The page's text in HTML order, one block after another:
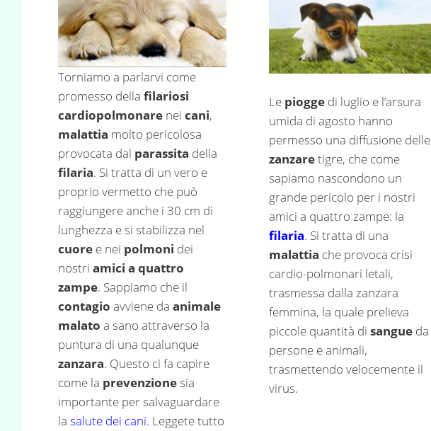
Torniamo a parlarvi come
promesso della filariosi
cardiopolmonare nei cani,
malattia molto pericolosa
provocata dal parassita della
filaria. Si tratta di un vero e
proprio vermetto che può
raggiungere anche i 30 cm di
lunghezza e si stabilizza nel
cuore e nei polmoni dei
nostri amici a quattro
zampe. Sappiamo che il
contagio avviene da animale
malato a sano attraverso la
puntura di una qualunque
zanzara. Questo ci fa capire
come la prevenzionesia
importante per salvaguardare
la salute dei cani. Leggete tutto
Le piogge di luglio e l’arsura
umida di agosto hanno
permesso una diffusione delle
zanzaretigre, che come
sapiamo nascondono un
grande pericolo per i nostri
amici a quattro zampe: la
filaria. Si tratta di una
malattia che provoca crisi
cardio-polmonari letali,
trasmessa dalla zanzara
femmina, la quale prelieva
piccole quantità disangue da
persone e animali,
trasmettendo velocemente il
virus.